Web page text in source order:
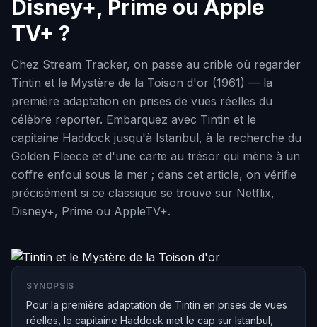
Disney+, Prime ou Apple
TV+ ?
Chez Stream Tracker, on passe au crible où regarder
Tintin et le Mystère de la Toison d'or (1961) — la
première adaptation en prises de vues réelles du
célèbre reporter. Embarquez avec Tintin et le
capitaine Haddock jusqu'à Istanbul, à la recherche du
Golden Fleece et d'une carte au trésor qui mène à un
coffre enfoui sous la mer ; dans cet article, on vérifie
précisément si ce classique se trouve sur Netflix,
Disney+, Prime ou AppleTV+.
SYNOPSIS
Pour la première adaptation de Tintin en prises de vues
réelles, le capitaine Haddock met le cap sur Istanbul,